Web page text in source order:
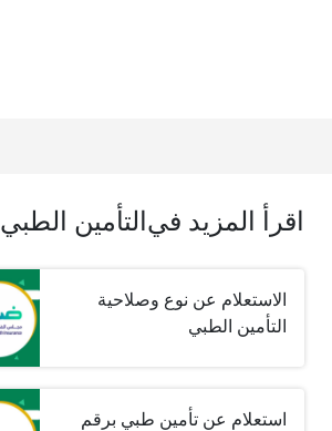
اقرأ المزيد في التأمين الطبي
الاستعلام عن نوع وصلاحية
التأمين الطبي
استعلام عن تأمين طبي برقم